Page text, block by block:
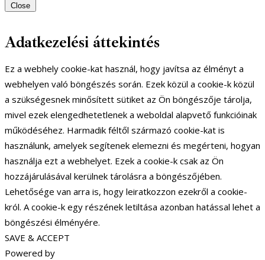
Close
Adatkezelési áttekintés
Ez a webhely cookie-kat használ, hogy javítsa az élményt a
webhelyen való böngészés során. Ezek közül a cookie-k közül
a szükségesnek minősített sütiket az Ön böngészője tárolja,
mivel ezek elengedhetetlenek a weboldal alapvető funkcióinak
működéséhez. Harmadik féltől származó cookie-kat is
használunk, amelyek segítenek elemezni és megérteni, hogyan
használja ezt a webhelyet. Ezek a cookie-k csak az Ön
hozzájárulásával kerülnek tárolásra a böngészőjében.
Lehetősége van arra is, hogy leiratkozzon ezekről a cookie-
król. A cookie-k egy részének letiltása azonban hatással lehet a
böngészési élményére.
SAVE & ACCEPT
Powered by